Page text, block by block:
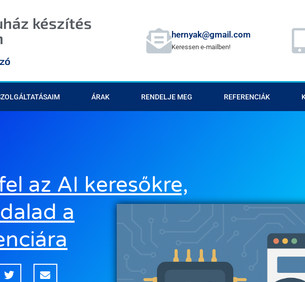
készítés
hernyak@gmail.com
Keressen e-mailben!
ÁRAK RENDELJE MEG REFERENCIÁK
az AI keresőkre,
a